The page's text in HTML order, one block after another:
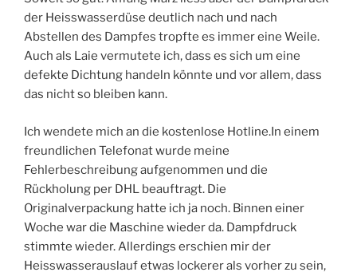
der Heisswasserdüse deutlich nach und nach
Abstellen des Dampfes tropfte es immer eine Weile.
Auch als Laie vermutete ich, dass es sich um eine
defekte Dichtung handeln könnte und vor allem, dass
das nicht so bleiben kann.
Ich wendete mich an die kostenlose Hotline.In einem
freundlichen Telefonat wurde meine
Fehlerbeschreibung aufgenommen und die
Rückholung per DHL beauftragt. Die
Originalverpackung hatte ich ja noch. Binnen einer
Woche war die Maschine wieder da. Dampfdruck
stimmte wieder. Allerdings erschien mir der
Heisswasserauslauf etwas lockerer als vorher zu sein,